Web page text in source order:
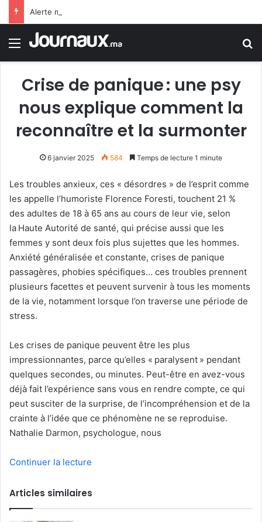
Menu
Crise de panique : une psy
nous explique comment la
reconnaître et la surmonter
6 janvier 2025 584 Temps de lecture 1 minute
Les troubles anxieux, ces « désordres » de l’esprit comme
les appelle l’humoriste Florence Foresti, touchent 21 %
des adultes de 18 à 65 ans au cours de leur vie, selon
la Haute Autorité de santé, qui précise aussi que les
femmes y sont deux fois plus sujettes que les hommes.
Anxiété généralisée et constante, crises de panique
passagères, phobies spécifiques… ces troubles prennent
plusieurs facettes et peuvent survenir à tous les moments
de la vie, notamment lorsque l’on traverse une période de
stress.
Les crises de panique peuvent être les plus
impressionnantes, parce qu’elles « paralysent » pendant
quelques secondes, ou minutes. Peut-être en avez-vous
déjà fait l’expérience sans vous en rendre compte, ce qui
peut susciter de la surprise, de l’incompréhension et de la
crainte à l’idée que ce phénomène ne se reproduise.
Nathalie Darmon, psychologue, nous
Continuer la lecture
Articles similaires